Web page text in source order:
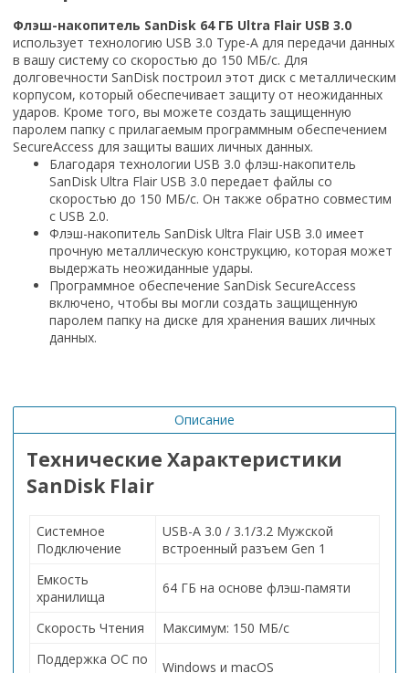
Флэш-накопитель SanDisk 64 ГБ Ultra Flair USB 3.0
использует технологию USB 3.0 Type-A для передачи данных
в вашу систему со скоростью до 150 МБ/с. Для
долговечности SanDisk построил этот диск с металлическим
корпусом, который обеспечивает защиту от неожиданных
ударов. Кроме того, вы можете создать защищенную
паролем папку с прилагаемым программным обеспечением
SecureAccess для защиты ваших личных данных.
Благодаря технологии USB 3.0 флэш-накопитель
SanDisk Ultra Flair USB 3.0 передает файлы со
скоростью до 150 МБ/с. Он также обратно совместим
с USB 2.0.
Флэш-накопитель SanDisk Ultra Flair USB 3.0 имеет
прочную металлическую конструкцию, которая может
выдержать неожиданные удары.
Программное обеспечение SanDisk SecureAccess
включено, чтобы вы могли создать защищенную
паролем папку на диске для хранения ваших личных
данных.
Описание
Технические Характеристики
SanDisk Flair
Системное
Подключение
USB-A 3.0 / 3.1/3.2 Мужской
встроенный разъем Gen 1
Емкость
хранилища
64 ГБ на основе флэш-памяти
Скорость Чтения
Максимум: 150 МБ/с
Поддержка ОС по
Windows и macOS